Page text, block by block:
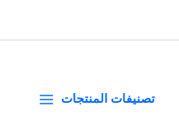
تصنيفات المنتجات